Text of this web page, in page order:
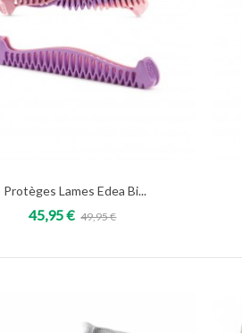
Add to cart
Protèges Lames Edea Bi...
45,95 € 49,95 €